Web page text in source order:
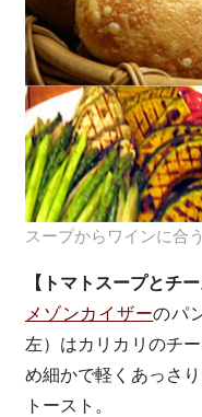
スープからワインに合
【トマトスープとチー
メゾンカイザーのパ
左）はカリカリのチ
め細かで軽くあっさ
トースト。